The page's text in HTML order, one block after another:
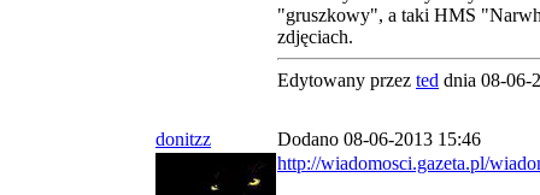
"gruszkowy", a taki HMS
zdjęciach.
Edytowany przez ted dnia 08-06-
donitzz Dodano 08-06-2013 15:46
http://wiadomosci.gazeta.pl/